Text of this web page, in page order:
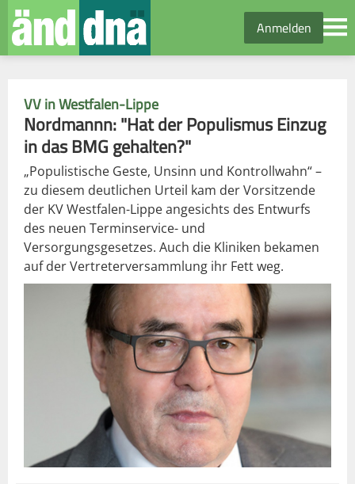
Anmelden
VV in Westfalen-Lippe
Nordmannn: "Hat der Populismus Einzug
in das BMG gehalten?"
„Populistische Geste, Unsinn und Kontrollwahn“ –
zu diesem deutlichen Urteil kam der Vorsitzende
der KV Westfalen-Lippe angesichts des Entwurfs
des neuen Terminservice- und
Versorgungsgesetzes. Auch die Kliniken bekamen
auf der Vertreterversammlung ihr Fett weg.